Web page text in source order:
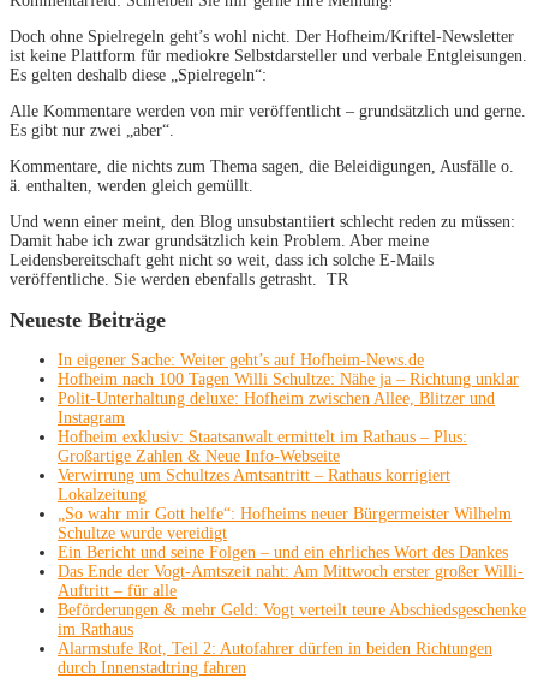
Doch ohne Spielregeln geht’s wohl nicht. Der Hofheim/Kriftel-Newsletter
ist keine Plattform für mediokre Selbstdarsteller und verbale Entgleisungen.
Es gelten deshalb diese „Spielregeln“:
Alle Kommentare werden von mir veröffentlicht – grundsätzlich und gerne.
Es gibt nur zwei „aber“.
Kommentare, die nichts zum Thema sagen, die Beleidigungen, Ausfälle o.
ä. enthalten, werden gleich gemüllt.
Und wenn einer meint, den Blog unsubstantiiert schlecht reden zu müssen:
Damit habe ich zwar grundsätzlich kein Problem. Aber meine
Leidensbereitschaft geht nicht so weit, dass ich solche E-Mails
veröffentliche. Sie werden ebenfalls getrasht. TR
Neueste Beiträge
In eigener Sache: Weiter geht’s auf Hofheim-News.de
Hofheim nach 100 Tagen Willi Schultze: Nähe ja – Richtung unklar
Polit-Unterhaltung deluxe: Hofheim zwischen Allee, Blitzer und
Instagram
Hofheim exklusiv: Staatsanwalt ermittelt im Rathaus – Plus:
Großartige Zahlen & Neue Info-Webseite
Verwirrung um Schultzes Amtsantritt – Rathaus korrigiert
Lokalzeitung
„So wahr mir Gott helfe“: Hofheims neuer Bürgermeister Wilhelm
Schultze wurde vereidigt
Ein Bericht und seine Folgen – und ein ehrliches Wort des Dankes
Das Ende der Vogt-Amtszeit naht: Am Mittwoch erster großer Willi-
Auftritt – für alle
Beförderungen & mehr Geld: Vogt verteilt teure Abschiedsgeschenke
im Rathaus
Alarmstufe Rot, Teil 2: Autofahrer dürfen in beiden Richtungen
durch Innenstadtring fahren